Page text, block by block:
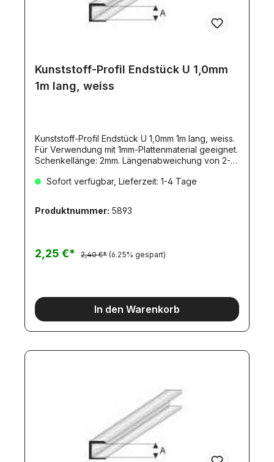
Kunststoff-Profil Endstück U 1,0mm
1m lang, weiss
Kunststoff-Profil Endstück U 1,0mm 1m lang, weiss.
Für Verwendung mit 1mm-Plattenmaterial geeignet.
Schenkellänge: 2mm. Längenabweichung von 2-
Diese Toleranz stellt KEINEN Mangel dar!Dieser
Beschreibung:Material ASA, weiß, ähnlich ABS,
Alterungsbeständigkeit. Klebbar unter anderem mit
Ruderer530 glasklar (Artikel 2957), Pattex-
Sofort verfügbar, Lieferzeit: 1-4 Tage
Produktnummer: 5893
2,25 €* 2,40 €* (6.25% gespart)
In den Warenkorb